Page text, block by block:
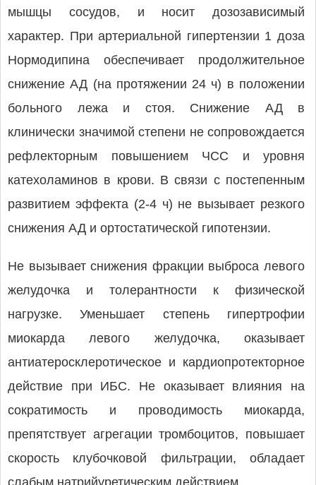
мышцы сосудов, и носит дозозависимый
характер. При артериальной гипертензии 1 доза
Нормодипина обеспечивает продолжительное
снижение АД (на протяжении 24 ч) в положении
больного лежа и стоя. Снижение АД в
клинически значимой степени не сопровождается
рефлекторным повышением ЧСС и уровня
катехоламинов в крови. В связи с постепенным
развитием эффекта (2-4 ч) не вызывает резкого
снижения АД и ортостатической гипотензии.
Не вызывает снижения фракции выброса левого
желудочка и толерантности к физической
нагрузке. Уменьшает степень гипертрофии
миокарда левого желудочка, оказывает
антиатеросклеротическое и кардиопротекторное
действие при ИБС. Не оказывает влияния на
сократимость и проводимость миокарда,
препятствует агрегации тромбоцитов, повышает
скорость клубочковой фильтрации, обладает
слабым натрийуретическим действием.